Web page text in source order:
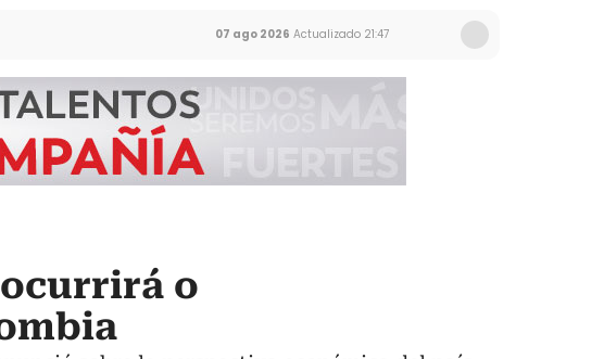
07 ago 2026 Actualizado 21:47
ocurrirá o